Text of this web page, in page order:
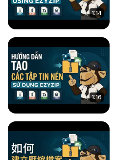
1:14
1:16